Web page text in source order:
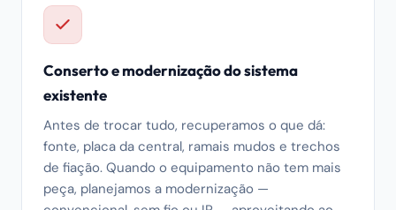
Conserto e modernização do sistema
existente
Antes de trocar tudo, recuperamos o que dá:
fonte, placa da central, ramais mudos e trechos
de fiação. Quando o equipamento não tem mais
peça, planejamos a modernização —